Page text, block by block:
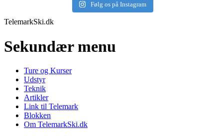
Følg os på Instagram
TelemarkSki.dk
Sekundær menu
Ture og Kurser
Udstyr
Teknik
Artikler
Link til Telemark
Blokken
Om TelemarkSki.dk